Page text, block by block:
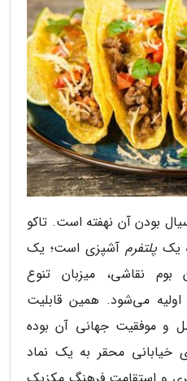
بودن آن نهفته است. تاکو
یکپلتفرم آشپزی است؛ یک
نقاشی، میزبان تنوع
می‌شود. همین قابلیت
و موفقیت جهانی آن بوده
خیابانی محقر به یک نماد